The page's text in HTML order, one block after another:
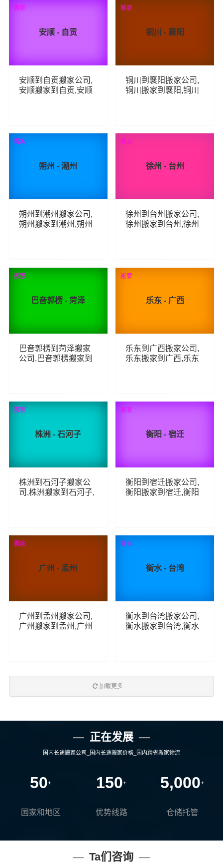
安顺 - 自贡
安顺到自贡搬家公司,
安顺搬家到自贡,安顺
66 查看详细
搬家
铜川 - 襄阳
铜川到襄阳搬家公司,
铜川搬家到襄阳,铜川
76 查看详细
搬家
朔州 - 潮州
朔州到潮州搬家公司,
朔州搬家到潮州,朔州
53 查看详细
搬家
徐州 - 台州
徐州到台州搬家公司,
徐州搬家到台州,徐州
83 查看详细
搬家
巴音郭楞 - 菏泽
巴音郭楞到菏泽搬家
公司,巴音郭楞搬家到
49 查看详细
搬家
乐东 - 广西
乐东到广西搬家公司,
乐东搬家到广西,乐东
108 查看详细
搬家
株洲 - 石河子
株洲到石河子搬家公
司,株洲搬家到石河子,
74 查看详细
搬家
衡阳 - 宿迁
衡阳到宿迁搬家公司,
衡阳搬家到宿迁,衡阳
108 查看详细
搬家
广州 - 孟州
广州到孟州搬家公司,
广州搬家到孟州,广州
搬家
衡水 - 台湾
衡水到台湾搬家公司,
衡水搬家到台湾,衡水
搬家
加载更多
正在发展
国内长途搬家公司_国内长途搬家价格_国内跨省搬家物流
50+
国家和地区
150+
优势线路
5,000+
仓储托管
Ta们咨询